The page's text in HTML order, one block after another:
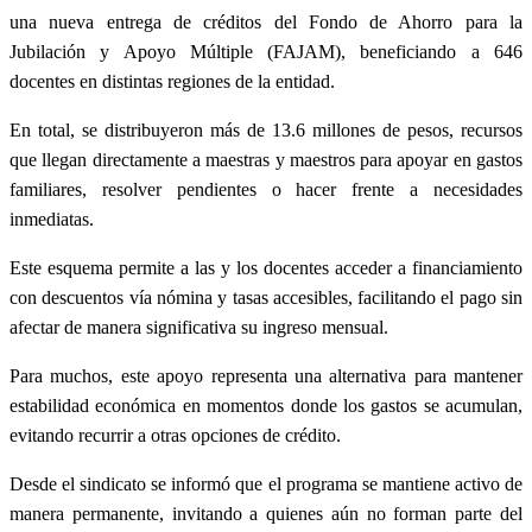
una nueva entrega de créditos del Fondo de Ahorro para la
Jubilación y Apoyo Múltiple (FAJAM), beneficiando a 646
docentes en distintas regiones de la entidad.
En total, se distribuyeron más de 13.6 millones de pesos, recursos
que llegan directamente a maestras y maestros para apoyar en gastos
familiares, resolver pendientes o hacer frente a necesidades
inmediatas.
Este esquema permite a las y los docentes acceder a financiamiento
con descuentos vía nómina y tasas accesibles, facilitando el pago sin
afectar de manera significativa su ingreso mensual.
Para muchos, este apoyo representa una alternativa para mantener
estabilidad económica en momentos donde los gastos se acumulan,
evitando recurrir a otras opciones de crédito.
Desde el sindicato se informó que el programa se mantiene activo de
manera permanente, invitando a quienes aún no forman parte del